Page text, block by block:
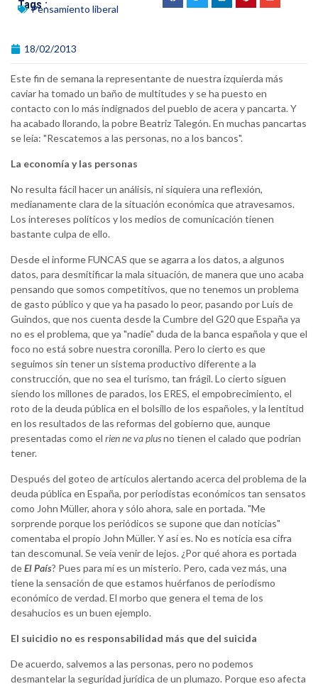
Tags :Pensamiento liberal
18/02/2013
Este fin de semana la representante de nuestra izquierda más
caviar ha tomado un baño de multitudes y se ha puesto en
contacto con lo más indignados del pueblo de acera y pancarta. Y
ha acabado llorando, la pobre Beatriz Talegón. En muchas pancartas
se leía: "Rescatemos a las personas, no a los bancos".
La economía y las personas
No resulta fácil hacer un análisis, ni siquiera una reflexión,
medianamente clara de la situación económica que atravesamos.
Los intereses políticos y los medios de comunicación tienen
bastante culpa de ello.
Desde el informe FUNCAS que se agarra a los datos, a algunos
datos, para desmitificar la mala situación, de manera que uno acaba
pensando que somos competitivos, que no tenemos un problema
de gasto público y que ya ha pasado lo peor, pasando por Luis de
Guindos, que nos cuenta desde la Cumbre del G20 que España ya
no es el problema, que ya "nadie" duda de la banca española y que el
foco no está sobre nuestra coronilla. Pero lo cierto es que
seguimos sin tener un sistema productivo diferente a la
construcción, que no sea el turismo, tan frágil. Lo cierto siguen
siendo los millones de parados, los ERES, el empobrecimiento, el
roto de la deuda pública en el bolsillo de los españoles, y la lentitud
en los resultados de las reformas del gobierno que, aunque
presentadas como el rien ne va plusno tienen el calado que podrían
tener.
Después del goteo de artículos alertando acerca del problema de la
deuda pública en España, por periodistas económicos tan sensatos
como John Müller, ahora y sólo ahora, sale en portada. "Me
sorprende porque los periódicos se supone que dan noticias"
comentaba el propio John Müller. Y así es. No es noticia esa cifra
tan descomunal. Se veía venir de lejos. ¿Por qué ahora es portada
deEl País? Pues para mí es un misterio. Pero, cada vez más, una
tiene la sensación de que estamos huérfanos de periodismo
económico de verdad. El morbo que genera el tema de los
desahucios es un buen ejemplo.
El suicidio no es responsabilidad más que del suicida
De acuerdo, salvemos a las personas, pero no podemos
desmantelar la seguridad jurídica de un plumazo. Porque eso afecta